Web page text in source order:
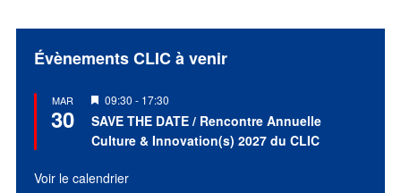
Évènements CLIC à venir
MAR
30
Mis
en
avant
09:30 - 17:30
SAVE THE DATE / Rencontre Annuelle
Culture & Innovation(s) 2027 du CLIC
Voir le calendrier